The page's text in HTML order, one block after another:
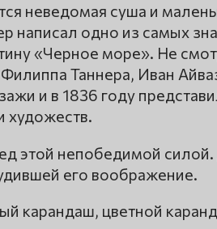
неведомая суша и
написал одно из самых
«Черное море». Не
Таннера, Иван
и в 1836 году
художеств.
этой непобедимой
его воображение.
карандаш, цветной